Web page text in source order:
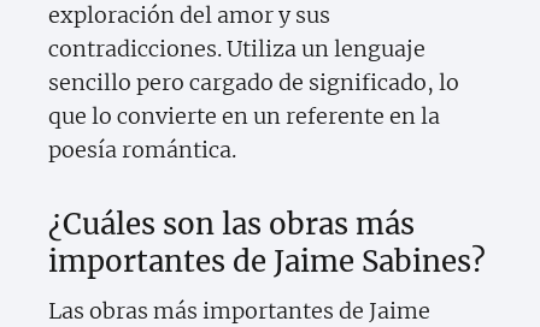
exploración del amor y sus
contradicciones. Utiliza un lenguaje
sencillo pero cargado de significado, lo
que lo convierte en un referente en la
poesía romántica.
¿Cuáles son las obras más
importantes de Jaime Sabines?
Las obras más importantes de Jaime